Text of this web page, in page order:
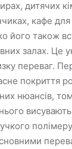
дитячих
кафе для
його також
залах. Це
переваг.
покриття
нюансів,